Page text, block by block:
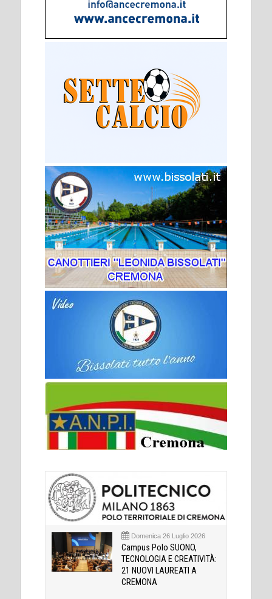
Domenica 26 Luglio 2026
Campus Polo SUONO,
TECNOLOGIA E CREATIVITÀ:
21 NUOVI LAUREATI A
CREMONA